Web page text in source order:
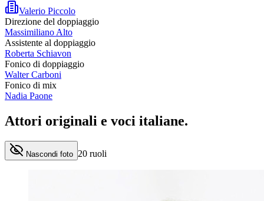
Valerio Piccolo
Direzione del doppiaggio
Massimiliano Alto
Assistente al doppiaggio
Roberta Schiavon
Fonico di doppiaggio
Walter Carboni
Fonico di mix
Nadia Paone
Attori originali e voci italiane.
Nascondi foto 20 ruoli